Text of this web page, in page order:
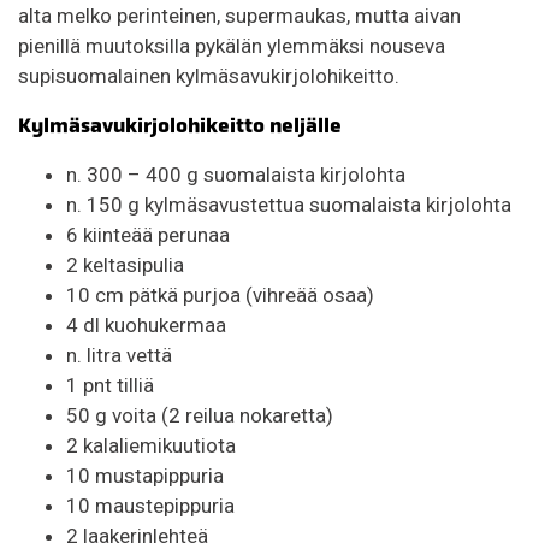
alta melko perinteinen, supermaukas, mutta aivan
pienillä muutoksilla pykälän ylemmäksi nouseva
supisuomalainen kylmäsavukirjolohikeitto.
Kylmäsavukirjolohikeitto neljälle
n. 300 – 400 g suomalaista kirjolohta
n. 150 g kylmäsavustettua suomalaista kirjolohta
6 kiinteää perunaa
2 keltasipulia
10 cm pätkä purjoa (vihreää osaa)
4 dl kuohukermaa
n. litra vettä
1 pnt tilliä
50 g voita (2 reilua nokaretta)
2 kalaliemikuutiota
10 mustapippuria
10 maustepippuria
2 laakerinlehteä